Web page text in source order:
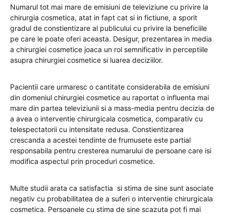
Numarul tot mai mare de emisiuni de televiziune cu privire la
chirurgia cosmetica, atat in fapt cat si in fictiune, a sporit
gradul de constientizare al publicului cu privire la beneficiile
pe care le poate oferi aceasta. Desigur, prezentarea in media
a chirurgiei cosmetice joaca un rol semnificativ in perceptiile
asupra chirurgiei cosmetice si luarea deciziilor.
Pacientii care urmaresc o cantitate considerabila de emisiuni
din domeniul chirurgiei cosmetice au raportat o influenta mai
mare din partea televiziunii si a mass-media pentru decizia de
a avea o interventie chirurgicala cosmetica, comparativ cu
telespectatorii cu intensitate redusa. Constientizarea
crescanda a acestei tendinte de frumusete este partial
responsabila pentru cresterea numarului de persoane care isi
modifica aspectul prin proceduri cosmetice.
Multe studii arata ca satisfactia si stima de sine sunt asociate
negativ cu probabilitatea de a suferi o interventie chirurgicala
cosmetica. Persoanele cu stima de sine scazuta pot fi mai